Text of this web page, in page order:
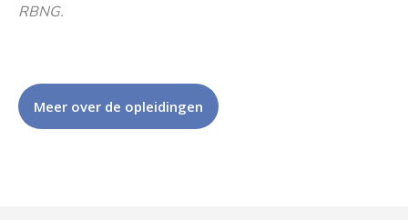
RBNG.
Meer over de opleidingen